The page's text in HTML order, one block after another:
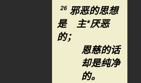
26 邪恶的思想
是 主*厌恶
的；
恩慈的话
却是纯净
的。